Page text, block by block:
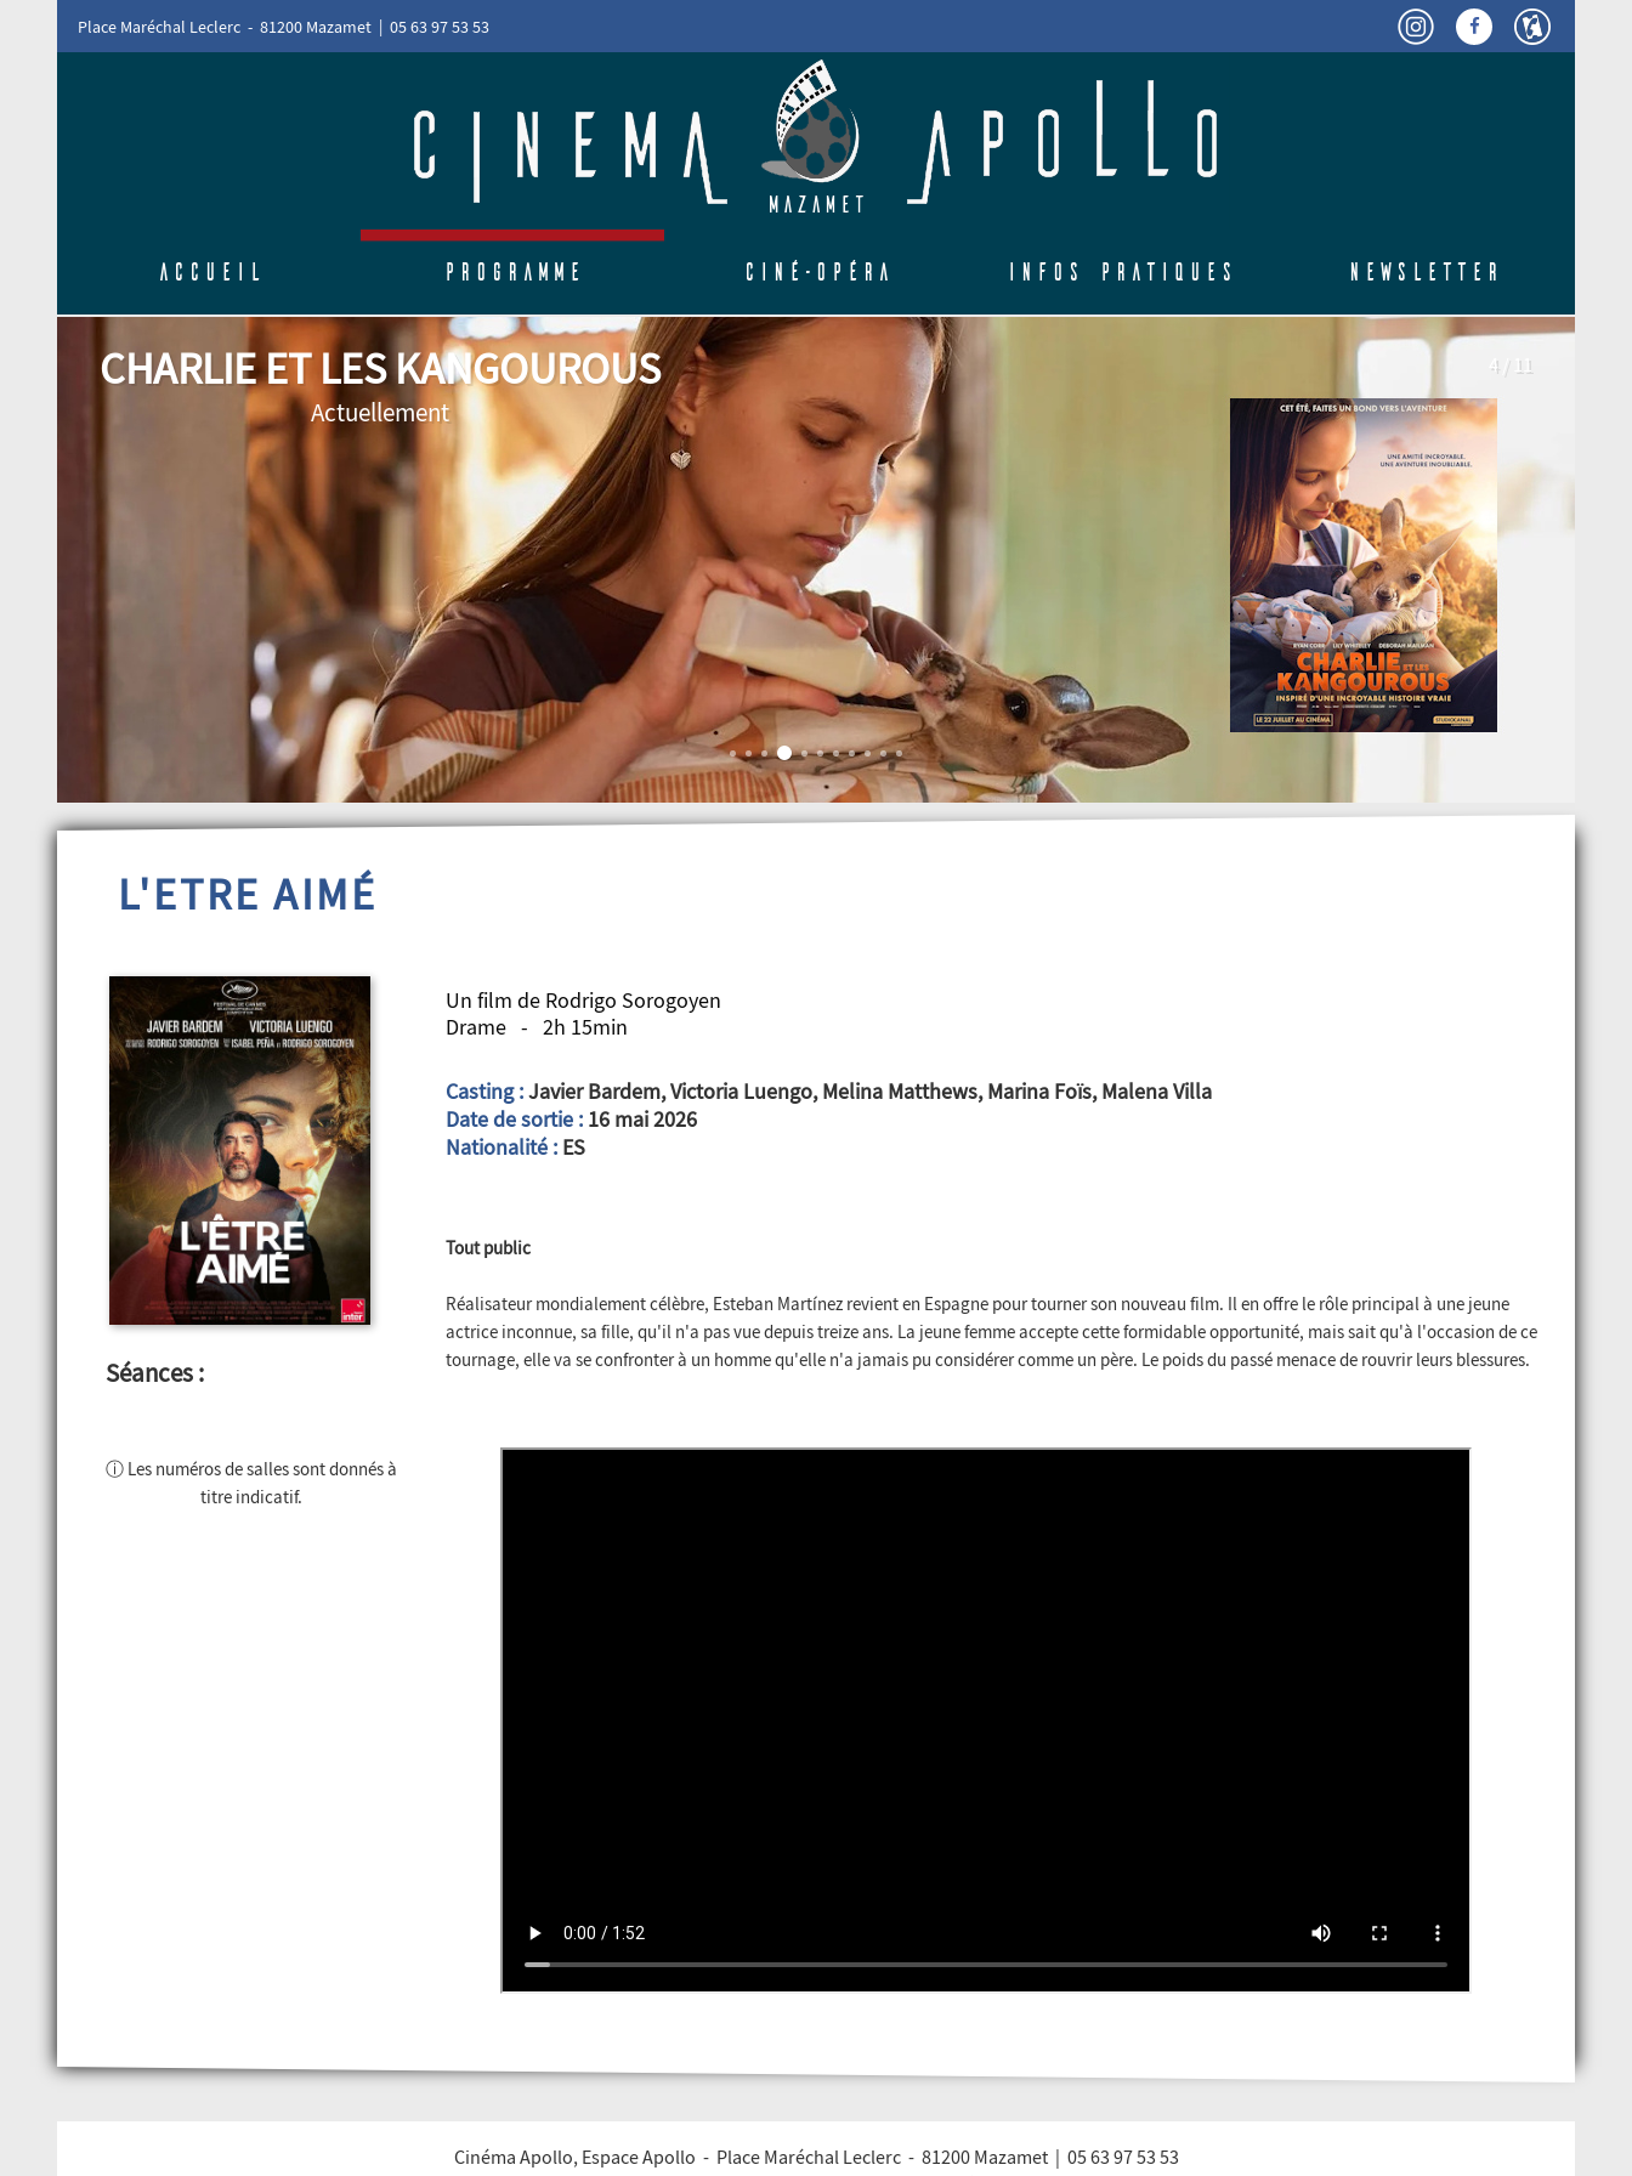
Place Maréchal Leclerc - 81200 Mazamet | 05 63 97 53 53
Accueil Programme Ciné-Opéra Infos pratiques Newsletter
L'ODYSSÉE
Actuellement
5 / 11
L'ETRE AIMÉ
Séances :
ⓘ Les numéros de salles sont donnés à
titre indicatif.
Un film de Rodrigo Sorogoyen
Drame - 2h 15min
Casting :Javier Bardem, Victoria Luengo, Melina Matthews, Marina Foïs, Malena Villa
Date de sortie : 16 mai 2026
Nationalité : ES
Tout public
Réalisateur mondialement célèbre, Esteban Martínez revient en Espagne pour tourner son nouveau film. Il en offre le rôle principal à une jeune
actrice inconnue, sa fille, qu'il n'a pas vue depuis treize ans. La jeune femme accepte cette formidable opportunité, mais sait qu'à l'occasion de ce
tournage, elle va se confronter à un homme qu'elle n'a jamais pu considérer comme un père. Le poids du passé menace de rouvrir leurs blessures.
Cinéma Apollo, Espace Apollo - Place Maréchal Leclerc - 81200 Mazamet | 05 63 97 53 53